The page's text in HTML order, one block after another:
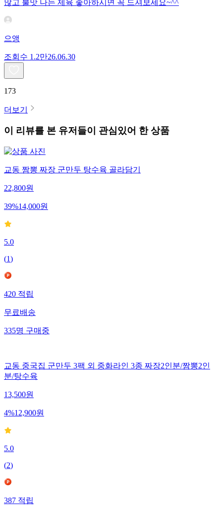
많고 불맛 나는 제육 좋아하시면 꼭 드셔보세요~^^
으앵
조회수 1.2만26.06.30
173
더보기
이 리뷰를 본 유저들이 관심있어 한 상품
교동 짬뽕 짜장 군만두 탕수육 골라담기
22,800원
39%14,000원
5.0
(1)
420 적립
무료배송
335명 구매중
교동 중국집 군만두 3팩 외 중화라인 3종 짜장2인분/짬뽕2인
분/탕수육
13,500원
4%12,900원
5.0
(2)
387 적립